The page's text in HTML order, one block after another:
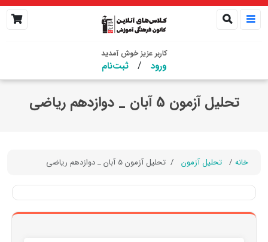
کاربر عزیز خوش آمدید
ورود / ثبت‌نام
تحلیل آزمون 5 آبان _ دوازدهم ریاضی
خانه تحلیل آزمون تحلیل آزمون 5 آبان _ دوازدهم ریاضی